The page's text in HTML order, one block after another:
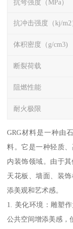
抗弯强度（MPa）
抗冲击强度（kj/m2
体积密度（g/cm3)
断裂荷载
阻燃性能
耐火极限
GRG材料是一种由
料。它是一种轻质
内装饰领域。由于
天花板、墙面、装
添美观和艺术感。
1. 美化环境：雕塑
公共空间增添美感，